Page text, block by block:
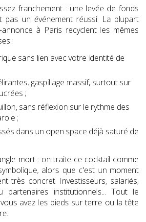
franchement : une levée de fonds
pas un événement réussi. La plupart
à Paris recyclent les mêmes
:
sans lien avec votre identité de
gaspillage massif, surtout sur
;
sans réflexion sur le rythme des
;
dans un open space déjà saturé de
mort : on traite ce cocktail comme
alors que c'est un moment
très concret. Investisseurs, salariés,
partenaires institutionnels... Tout le
avez les pieds sur terre ou la tête